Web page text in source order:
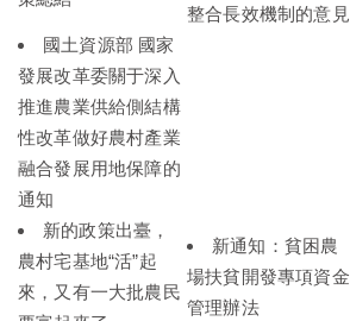
整合長效機制的意見
國土資源部 國家
發展改革委關于深入
推進農業供給側結構
性改革做好農村產業
融合發展用地保障的
通知
新的政策出臺，
農村宅基地“活”起
來，又有一大批農民
新通知：貧困農
場扶貧開發專項資金
管理辦法